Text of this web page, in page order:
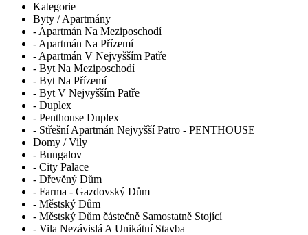
Kategorie
Byty / Apartmány
- Apartmán Na Meziposchodí
- Apartmán Na Přízemí
- Apartmán V Nejvyšším Patře
- Byt Na Meziposchodí
- Byt Na Přízemí
- Byt V Nejvyšším Patře
- Duplex
- Penthouse Duplex
- Střešní Apartmán Nejvyšší Patro - PENTHOUSE
Domy / Vily
- Bungalov
- City Palace
- Dřevěný Dům
- Farma - Gazdovský Dům
- Městský Dům
- Městský Dům částečně Samostatně Stojící
- Vila Nezávislá A Unikátní Stavba